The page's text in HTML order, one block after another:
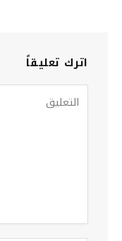
اترك تعليقاً